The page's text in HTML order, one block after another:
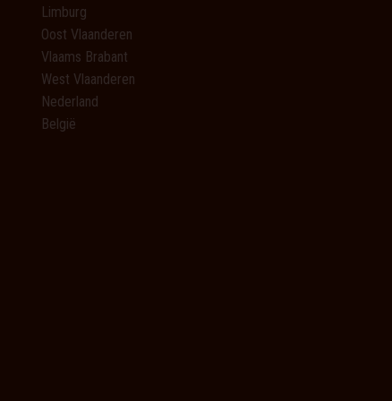
Limburg
Oost Vlaanderen
Vlaams Brabant
West Vlaanderen
Nederland
België